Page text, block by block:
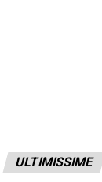
ULTIMISSIME